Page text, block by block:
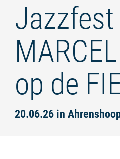
Jazzfest
op de
20.06.26 in